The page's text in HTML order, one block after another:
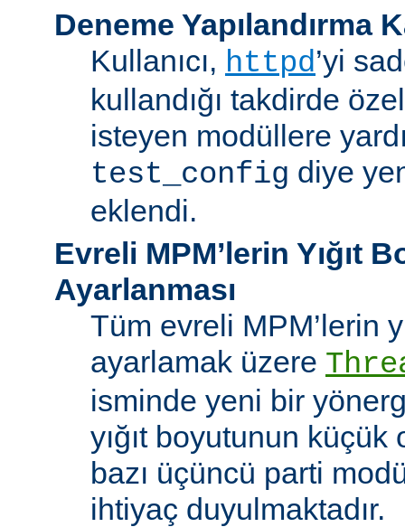
Deneme Yapılandırma
Kullanıcı, httpd’yi
kullandığı takdirde
isteyen modüllere
test_config diye
eklendi.
Evreli MPM’lerin Yığıt
Ayarlanması
Tüm evreli MPM’lerin
ayarlamak üzere
isminde yeni bir
yığıt boyutunun
bazı üçüncü parti
ihtiyaç duyulmaktadır.